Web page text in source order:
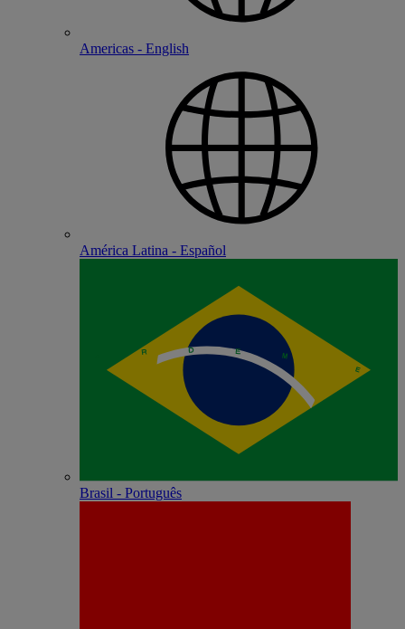
Americas - English
América Latina - Español
Brasil - Português